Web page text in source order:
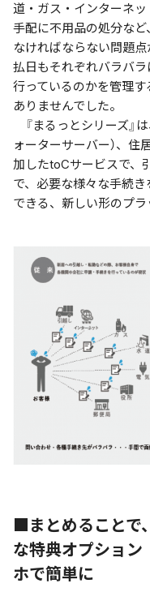
道・ガス・インターネ
手配に不用品の処分な
なければならない問題
払日もそれぞれバラバ
行っているのかを管理
ありませんでした。
『まるっとシリーズ』
ォーターサーバー）、
加したtoCサービスで、
で、必要な様々な手続
できる、新しい形のプラ
■まとめること
な特典オプショ
ホで簡単に